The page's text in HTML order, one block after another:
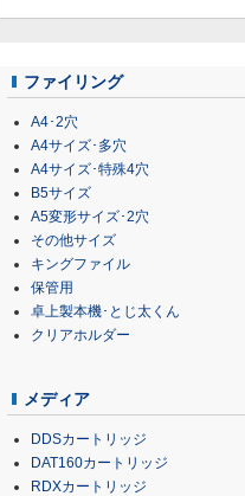
ファイリング
A4･2穴
A4サイズ･多穴
A4サイズ･特殊4穴
B5サイズ
A5変形サイズ･2穴
その他サイズ
キングファイル
保管用
卓上製本機･とじ太くん
クリアホルダー
メディア
DDSカートリッジ
DAT160カートリッジ
RDXカートリッジ